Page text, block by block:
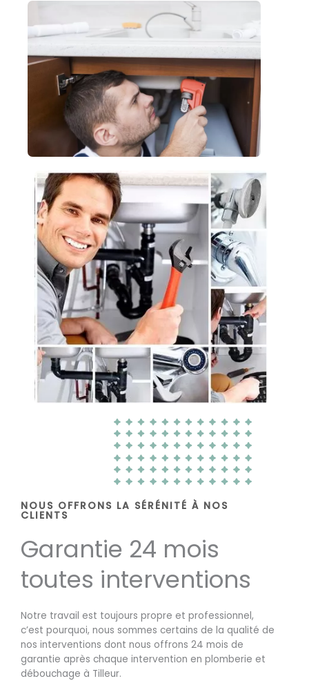
NOUS OFFRONS LA SÉRÉNITÉ À NOS
CLIENTS
Garantie 24 mois
toutes interventions
Notre travail est toujours propre et professionnel,
c’est pourquoi, nous sommes certains de la qualité de
nos interventions dont nous offrons 24 mois de
garantie après chaque intervention en plomberie et
débouchage à Tilleur.